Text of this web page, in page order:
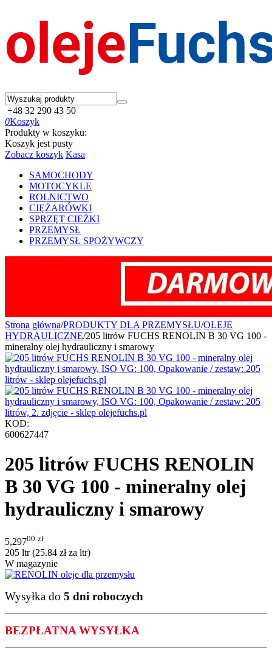
+48 32 290 43 50
0Koszyk
Produkty w koszyku:
Koszyk jest pusty
Zobacz koszyk Kasa
SAMOCHODY
MOTOCYKLE
ROLNICTWO
CIĘŻARÓWKI
SPRZĘT CIEŻKI
PRZEMYSŁ
PRZEMYSŁ SPOŻYWCZY
Strona główna/PRODUKTY DLA PRZEMYSŁU/OLEJE
HYDRAULICZNE/205 litrów FUCHS RENOLIN B 30 VG 100 -
mineralny olej hydrauliczny i smarowy
KOD:
600627447
205 litrów FUCHS RENOLIN
B 30 VG 100 - mineralny olej
hydrauliczny i smarowy
5,29700 zł
205 ltr (25.84 złza ltr)
W magazynie
Wysyłka do 5 dni roboczych
BEZPŁATNA WYSYŁKA